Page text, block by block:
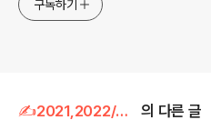
구독하기
✍2021,2022/web보안 의 다른 글